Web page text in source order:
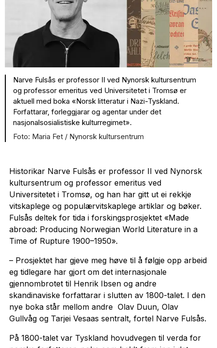
Narve Fulsås er professor II ved Nynorsk kultursentrum
og professor emeritus ved Universitetet i Tromsø er
aktuell med boka «Norsk litteratur i Nazi-Tyskland.
Forfattarar, forleggjarar og agentar under det
nasjonalsosialistiske kulturregimet».
Maria Fet / Nynorsk kultursentrum
Historikar Narve Fulsås er professor II ved Nynorsk
kultursentrum og professor emeritus ved
Universitetet i Tromsø, og han har gitt ut ei rekkje
vitskaplege og populærvitskaplege artiklar og bøker.
Fulsås deltek for tida i forskingsprosjektet «Made
abroad: Producing Norwegian World Literature in a
Time of Rupture 1900–1950».
– Prosjektet har gjeve meg høve til å følgje opp arbeid
eg tidlegare har gjort om det internasjonale
gjennombrotet til Henrik Ibsen og andre
skandinaviske forfattarar i slutten av 1800-talet. I den
nye boka står mellom andre Olav Duun, Olav
Gullvåg og Tarjei Vesaas sentralt, fortel Narve Fulsås.
På 1800-talet var Tyskland hovudvegen til verda for